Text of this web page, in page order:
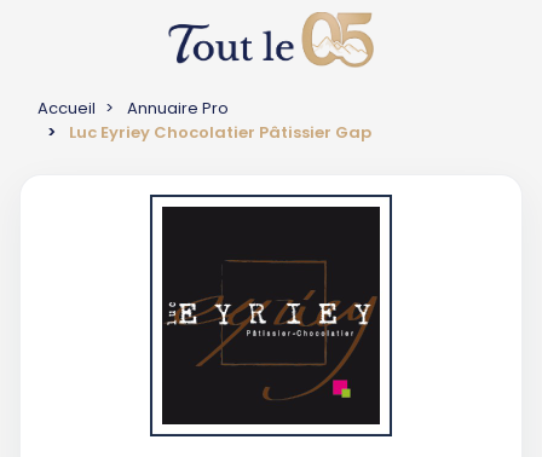
Accueil
Annuaire Pro
Luc Eyriey Chocolatier Pâtissier Gap